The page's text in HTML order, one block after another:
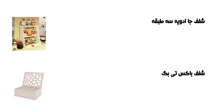
شلف جا ادویه سه طبقه
شلف باکس تی بگ